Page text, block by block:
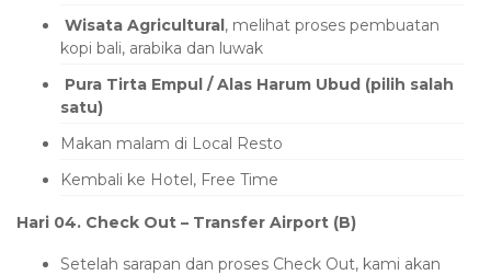
Wisata Agricultural, melihat proses pembuatan
kopi bali, arabika dan luwak
Pura Tirta Empul / Alas Harum Ubud (pilih salah
satu)
Makan malam di Local Resto
Kembali ke Hotel, Free Time
Hari 04. Check Out – Transfer Airport (B)
Setelah sarapan dan proses Check Out, kami akan